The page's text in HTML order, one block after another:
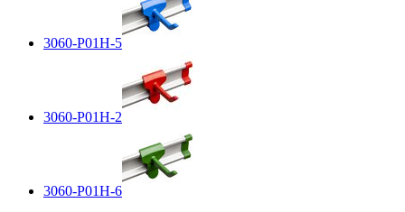
3060-P01H-5
3060-P01H-2
3060-P01H-6